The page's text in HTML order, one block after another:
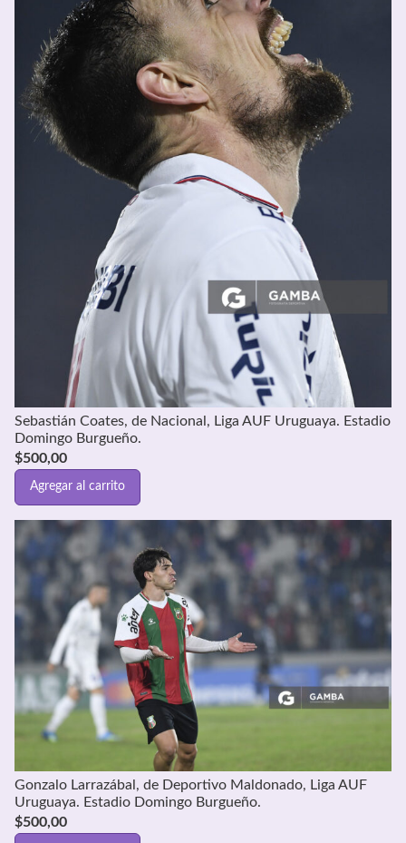
Sebastián Coates, de Nacional, Liga AUF Uruguaya. Estadio
Domingo Burgueño.
$500,00
Agregar al carrito
Gonzalo Larrazábal, de Deportivo Maldonado, Liga AUF
Uruguaya. Estadio Domingo Burgueño.
$500,00